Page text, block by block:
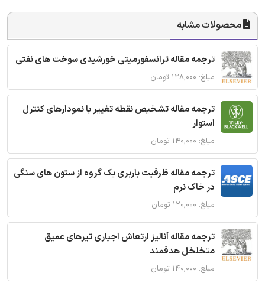
محصولات مشابه
ترجمه مقاله ترانسفورمیتی خورشیدی سوخت های نفتی
مبلغ: ۱۲۸,۰۰۰ تومان
ترجمه مقاله تشخیص نقطه تغییر با نمودارهای کنترل
استوار
مبلغ: ۱۴۰,۰۰۰ تومان
ترجمه مقاله ظرفیت باربری یک گروه از ستون های سنگی
در خاک نرم
مبلغ: ۱۲۰,۰۰۰ تومان
ترجمه مقاله آنالیز ارتعاش اجباری تیرهای عمیق
متخلخل هدفمند
مبلغ: ۱۴۰,۰۰۰ تومان